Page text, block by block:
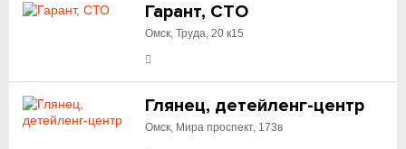
Гарант, СТО
Омск, Труда, 20 к15
Глянец, детейленг-центр
Омск, Мира проспект, 173в